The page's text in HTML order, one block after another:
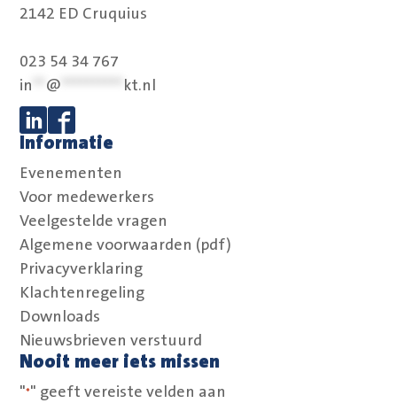
2142 ED Cruquius
023 54 34 767
in
@ kt.nl
Volg ons op Linkedin
Volg ons op Facebook
Informatie
Evenementen
Voor medewerkers
Veelgestelde vragen
Algemene voorwaarden (pdf)
Privacyverklaring
Klachtenregeling
Downloads
Nieuwsbrieven verstuurd
Nooit meer iets missen
"*" geeft vereiste velden aan